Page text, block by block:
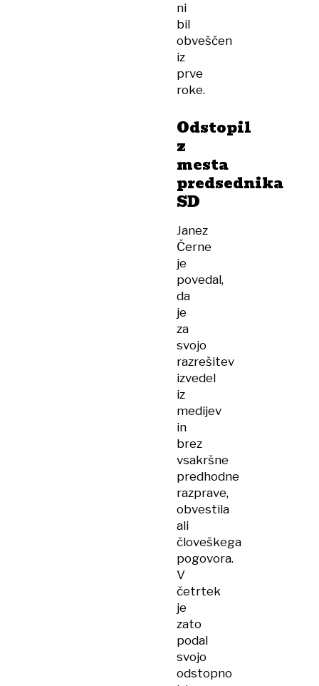
ni
bil
obveščen
iz
prve
roke.
Odstopil
z
mesta
predsednika
SD
Janez
Černe
je
povedal,
da
je
za
svojo
razrešitev
izvedel
iz
medijev
in
brez
vsakršne
predhodne
razprave,
obvestila
ali
človeškega
pogovora.
V
četrtek
je
zato
podal
svojo
odstopno